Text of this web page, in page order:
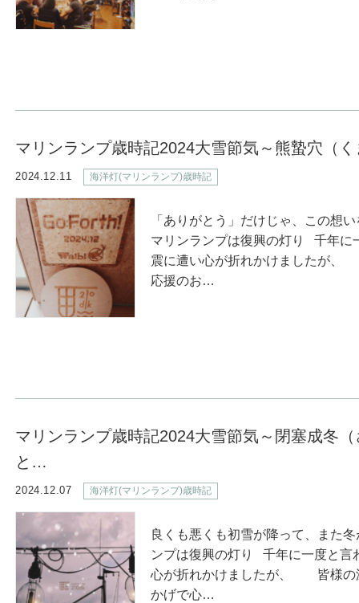
マリンランプ歳時記2024大雪節気～熊蟄穴（
2024.12.11 海洋灯(マリンランプ)歳時記
「ありがとう」だけじゃ、この想
マリンランプは復興の灯り 千年に
震に遭い心が折れかけましたが
応援のお…
マリンランプ歳時記2024大雪節気～閉塞成冬
と…
2024.12.07 海洋灯(マリンランプ)歳時記
良くも悪くも初雪が降って、また
ンプは復興の灯り 千年に一度と言
心が折れかけましたが、 皆様の
かげで心…